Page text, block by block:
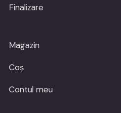
Finalizare
Magazin
Coș
Contul meu